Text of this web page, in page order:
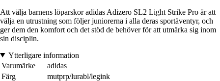
Att välja barnens löparskor adidas Adizero SL2 Light Strike Pro är att
välja en utrustning som följer juniorerna i alla deras sportäventyr, och
ger dem den komfort och det stöd de behöver för att utmärka sig inom
sin disciplin.
Ytterligare information
Varumärke
adidas
Färg
mutprp/lurabl/legink